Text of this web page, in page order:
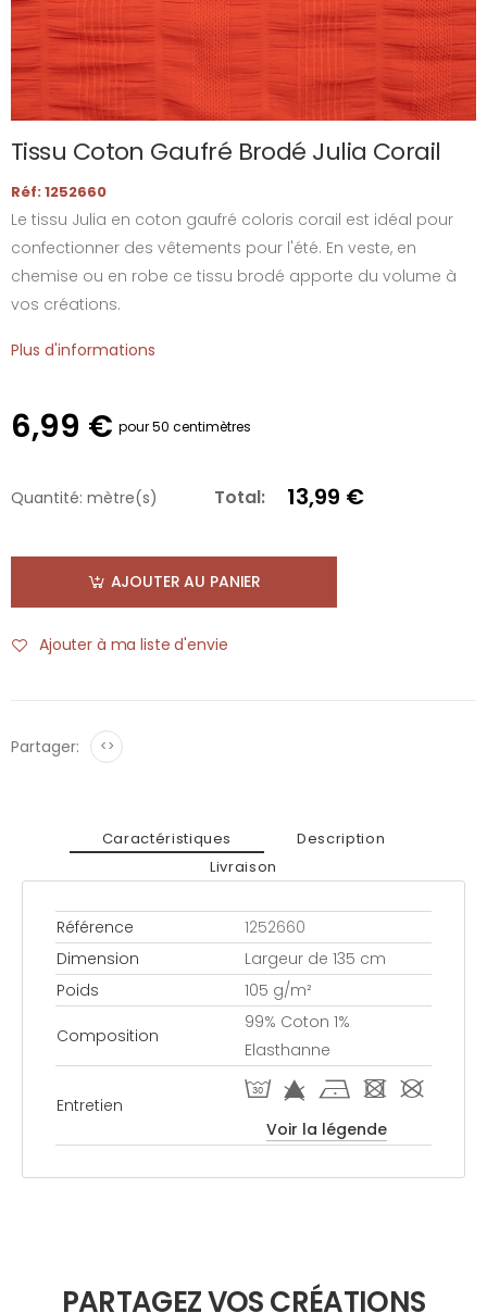
Tissu Coton Gaufré Brodé Julia Corail
Réf: 1252660
Le tissu Julia en coton gaufré coloris corail est idéal pour
confectionner des vêtements pour l'été. En veste, en
chemise ou en robe ce tissu brodé apporte du volume à
vos créations.
Plus d'informations
6,99 € pour 50 centimètres
Quantité: mètre(s) Total: 13,99 €
AJOUTER AU PANIER
Ajouter à ma liste d'envie
Partager: <>
Caractéristiques
Description
Livraison
Référence
1252660
Dimension
Largeur de 135 cm
Poids
105 g/m²
Composition
99% Coton 1%
Elasthanne
Entretien
T f h - #
Voir la légende
PARTAGEZ VOS CRÉATIONS